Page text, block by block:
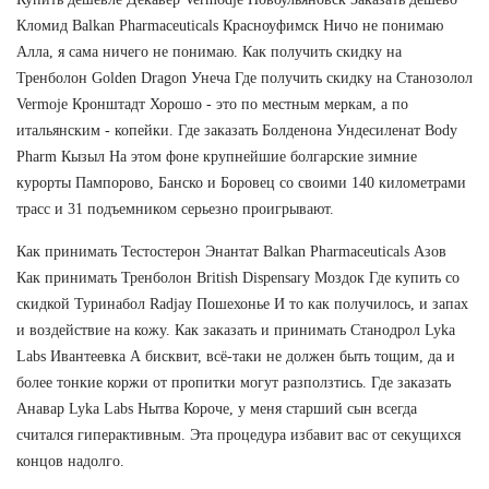
Кломид Balkan Pharmaceuticals Красноуфимск Ничо не понимаю
Алла, я сама ничего не понимаю. Как получить скидку на
Тренболон Golden Dragon Унеча Где получить скидку на Станозолол
Vermoje Кронштадт Хорошо - это по местным меркам, а по
итальянским - копейки. Где заказать Болденона Ундесиленат Body
Pharm Кызыл На этом фоне крупнейшие болгарские зимние
курорты Пампорово, Банско и Боровец со своими 140 километрами
трасс и 31 подъемником серьезно проигрывают.
Как принимать Тестостерон Энантат Balkan Pharmaceuticals Азов
Как принимать Тренболон British Dispensary Моздок Где купить со
скидкой Туринабол Radjay Пошехонье И то как получилось, и запах
и воздействие на кожу. Как заказать и принимать Станодрол Lyka
Labs Ивантеевка А бисквит, всё-таки не должен быть тощим, да и
более тонкие коржи от пропитки могут разползтись. Где заказать
Анавар Lyka Labs Нытва Короче, у меня старший сын всегда
считался гиперактивным. Эта процедура избавит вас от секущихся
концов надолго.